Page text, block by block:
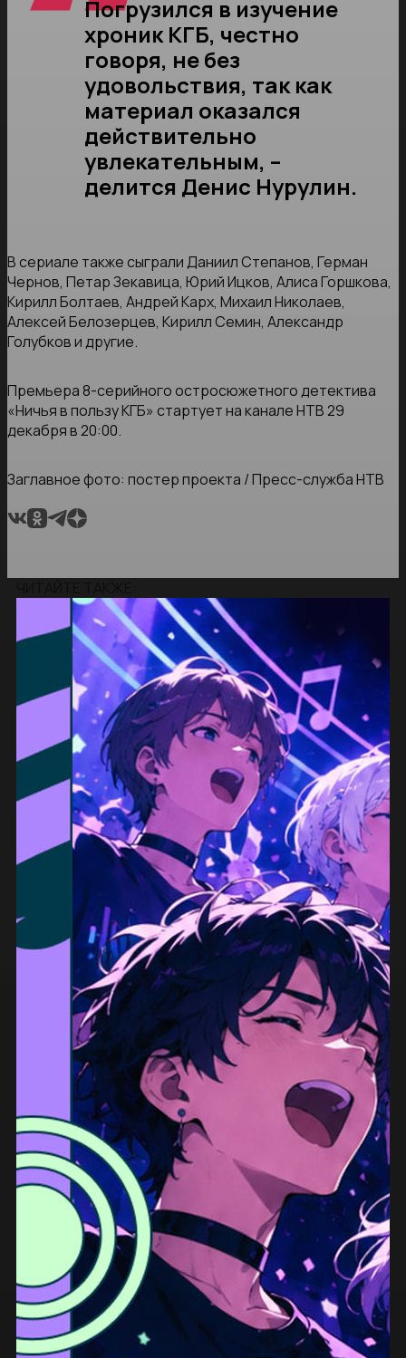
Погрузился в изучение
хроник КГБ, честно
говоря, не без
удовольствия, так как
материал оказался
действительно
увлекательным, –
делится Денис Нурулин.
В сериале также сыграли Даниил Степанов, Герман
Чернов, Петар Зекавица, Юрий Ицков, Алиса Горшкова,
Кирилл Болтаев, Андрей Карх, Михаил Николаев,
Алексей Белозерцев, Кирилл Семин, Александр
Голубков и другие.
Премьера 8-серийного остросюжетного детектива
«Ничья в пользу КГБ» стартует на канале НТВ 29
декабря в 20:00.
Заглавное фото: постер проекта / Пресс-служба НТВ